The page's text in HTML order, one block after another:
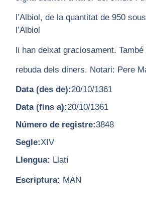
l’Albiol, de la quantitat de 950
l’Albiol
li han deixat graciosament. També
rebuda dels diners. Notari: Pere
Data (des de):20/10/1361
Data (fins a):20/10/1361
Número de registre:3848
Segle:XIV
Llengua: Llatí
Escriptura: MAN